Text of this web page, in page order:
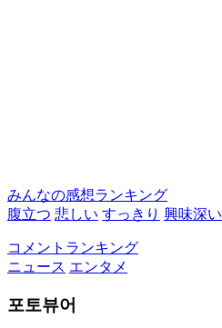
みんなの感想ランキング
腹立つ 悲しい すっきり 興味深い
コメントランキング
ニュース エンタメ
포토뷰어